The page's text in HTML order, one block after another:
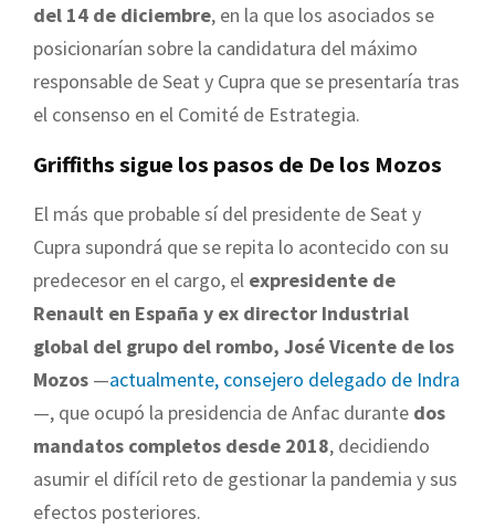
del 14 de diciembre, en la que los asociados se
posicionarían sobre la candidatura del máximo
responsable de Seat y Cupra que se presentaría tras
el consenso en el Comité de Estrategia.
Griffiths sigue los pasos de De los Mozos
El más que probable sí del presidente de Seat y
Cupra supondrá que se repita lo acontecido con su
predecesor en el cargo, el expresidente de
Renault en España y ex director Industrial
global del grupo del rombo, José Vicente de los
Mozos —actualmente, consejero delegado de Indra
—, que ocupó la presidencia de Anfac durante dos
mandatos completos desde 2018, decidiendo
asumir el difícil reto de gestionar la pandemia y sus
efectos posteriores.